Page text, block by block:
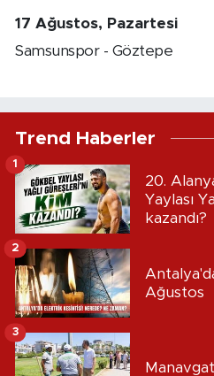
17 Ağustos, Pazartesi
Samsunspor - Göztepe
Trend Haberler
20.
Yaylası
kazandı?
1
Ağustos
2
3